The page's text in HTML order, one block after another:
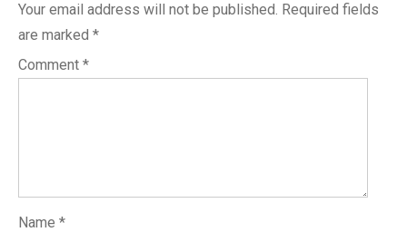
Your email address will not be published. Required fields
are marked *
Comment *
Name *